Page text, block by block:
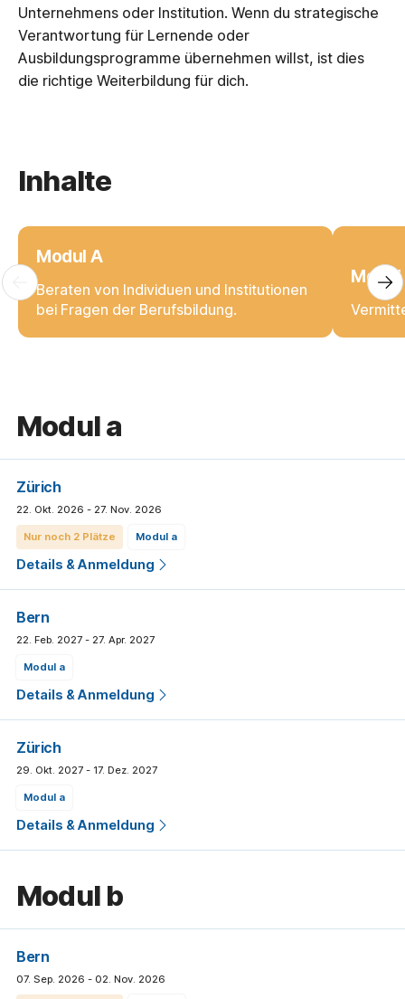
Unternehmens oder Institution. Wenn du strategische
Verantwortung für Lernende oder
Ausbildungsprogramme übernehmen willst, ist dies
die richtige Weiterbildung für dich.
Inhalte
Modul A
Beraten von Individuen und Institutionen
bei Fragen der Berufsbildung.
Modul
modul a
Zürich
22. Okt. 2026 - 27. Nov. 2026
Nur noch 2 Plätze modul a
Details & Anmeldung
Bern
22. Feb. 2027 - 27. Apr. 2027
modul a
Details & Anmeldung
Zürich
29. Okt. 2027 - 17. Dez. 2027
modul a
Details & Anmeldung
modul b
Bern
07. Sep. 2026 - 02. Nov. 2026